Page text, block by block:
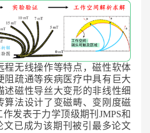
程无线操作等特点，磁性软体
阻疏通等疾病医疗中具有巨大
述磁性导丝大变形的非线性细
算法设计了变磁畴、变刚度磁
发表于力学顶级期刊JMPS和
文已成为该期刊被引最多论文